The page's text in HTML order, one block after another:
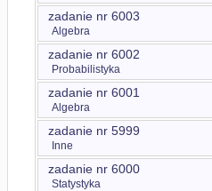
zadanie nr 6003
Algebra
zadanie nr 6002
Probabilistyka
zadanie nr 6001
Algebra
zadanie nr 5999
Inne
zadanie nr 6000
Statystyka